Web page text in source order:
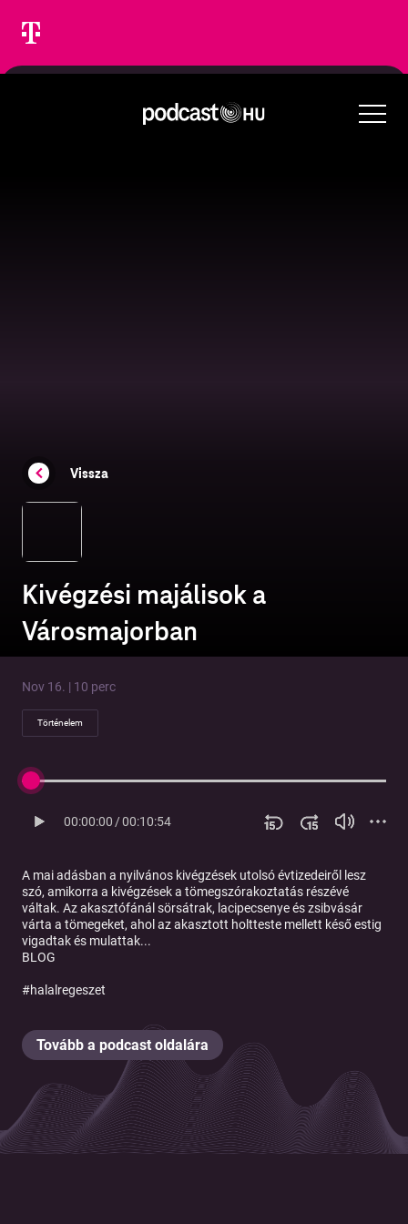
Vissza
Kivégzési majálisok a
Városmajorban
Nov 16. | 10 perc
Történelem
00:00:00/00:10:54
A mai adásban a nyilvános kivégzések utolsó évtizedeiről lesz
szó, amikorra a kivégzések a tömegszórakoztatás részévé
váltak. Az akasztófánál sörsátrak, lacipecsenye és zsibvásár
várta a tömegeket, ahol az akasztott holtteste mellett késő estig
vigadtak és mulattak...
BLOG
#halalregeszet
Tovább a podcast oldalára